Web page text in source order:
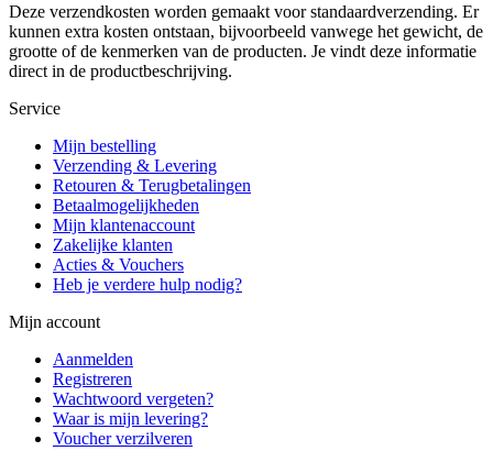
Deze verzendkosten worden gemaakt voor standaardverzending. Er
kunnen extra kosten ontstaan, bijvoorbeeld vanwege het gewicht, de
grootte of de kenmerken van de producten. Je vindt deze informatie
direct in de productbeschrijving.
Service
Mijn bestelling
Verzending & Levering
Retouren & Terugbetalingen
Betaalmogelijkheden
Mijn klantenaccount
Zakelijke klanten
Acties & Vouchers
Heb je verdere hulp nodig?
Mijn account
Aanmelden
Registreren
Wachtwoord vergeten?
Waar is mijn levering?
Voucher verzilveren